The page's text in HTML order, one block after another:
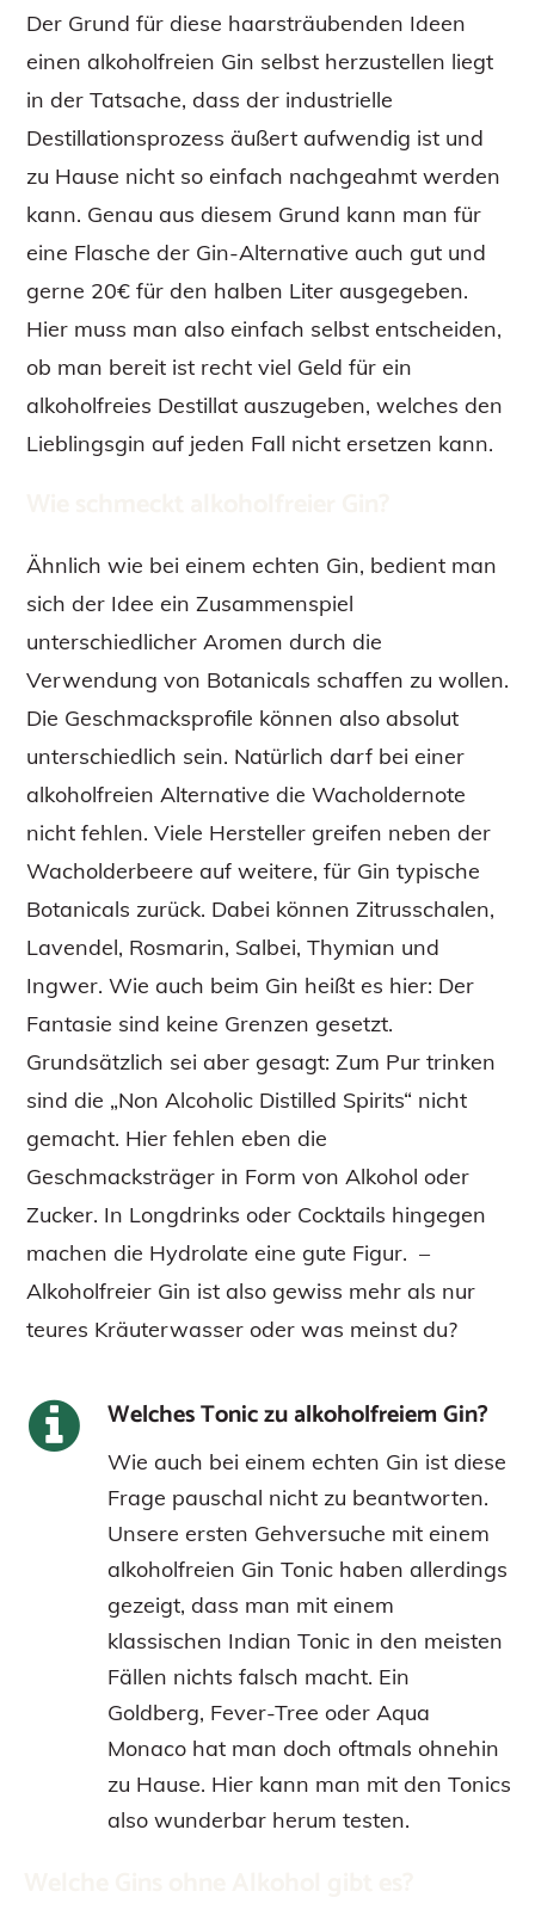
Der Grund für diese haarsträubenden Ideen
einen alkoholfreien Gin selbst herzustellen liegt
in der Tatsache, dass der industrielle
Destillationsprozess äußert aufwendig ist und
zu Hause nicht so einfach nachgeahmt werden
kann. Genau aus diesem Grund kann man für
eine Flasche der Gin-Alternative auch gut und
gerne 20€ für den halben Liter ausgegeben.
Hier muss man also einfach selbst entscheiden,
ob man bereit ist recht viel Geld für ein
alkoholfreies Destillat auszugeben, welches den
Lieblingsgin auf jeden Fall nicht ersetzen kann.
Ähnlich wie bei einem echten Gin, bedient man
sich der Idee ein Zusammenspiel
unterschiedlicher Aromen durch die
Verwendung von Botanicals schaffen zu wollen.
Die Geschmacksprofile können also absolut
unterschiedlich sein. Natürlich darf bei einer
alkoholfreien Alternative die Wacholdernote
nicht fehlen. Viele Hersteller greifen neben der
Wacholderbeere auf weitere, für Gin typische
Botanicals zurück. Dabei können Zitrusschalen,
Lavendel, Rosmarin, Salbei, Thymian und
Ingwer. Wie auch beim Gin heißt es hier: Der
Fantasie sind keine Grenzen gesetzt.
Grundsätzlich sei aber gesagt: Zum Pur trinken
sind die „Non Alcoholic Distilled Spirits“ nicht
gemacht. Hier fehlen eben die
Geschmacksträger in Form von Alkohol oder
Zucker. In Longdrinks oder Cocktails hingegen
machen die Hydrolate eine gute Figur. –
Alkoholfreier Gin ist also gewiss mehr als nur
teures Kräuterwasser oder was meinst du?
Welches Tonic zu alkoholfreiem Gin?
Wie auch bei einem echten Gin ist diese
Frage pauschal nicht zu beantworten.
Unsere ersten Gehversuche mit einem
alkoholfreien Gin Tonic haben allerdings
gezeigt, dass man mit einem
klassischen Indian Tonic in den meisten
Fällen nichts falsch macht. Ein
Goldberg, Fever-Tree oder Aqua
Monaco hat man doch oftmals ohnehin
zu Hause. Hier kann man mit den Tonics
also wunderbar herum testen.